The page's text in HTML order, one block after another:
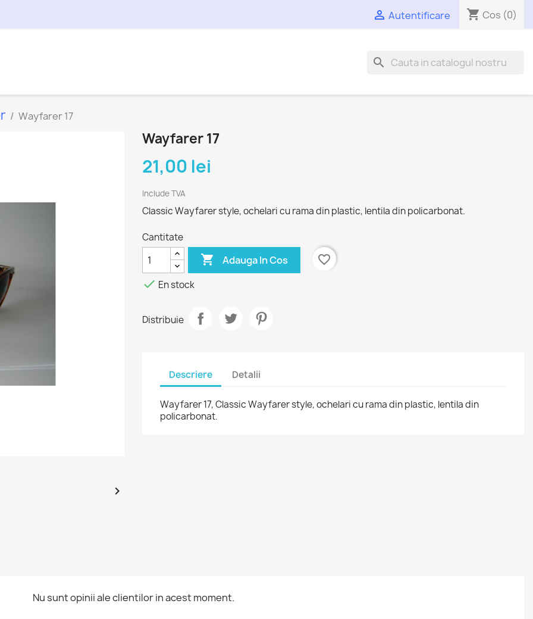
 Autentificare shopping_cart Cos (0)
search
Wayfarer 17

Wayfarer 17
21,00 lei
Include TVA
Classic Wayfarer style, ochelari cu rama din plastic, lentila din policarbonat.
Cantitate
 Adauga In Cos
favorite_border
 En stock
Distribuie
Descriere Detalii
Wayfarer 17, Classic Wayfarer style, ochelari cu rama din plastic, lentila din
policarbonat.
Nu sunt opinii ale clientilor in acest moment.